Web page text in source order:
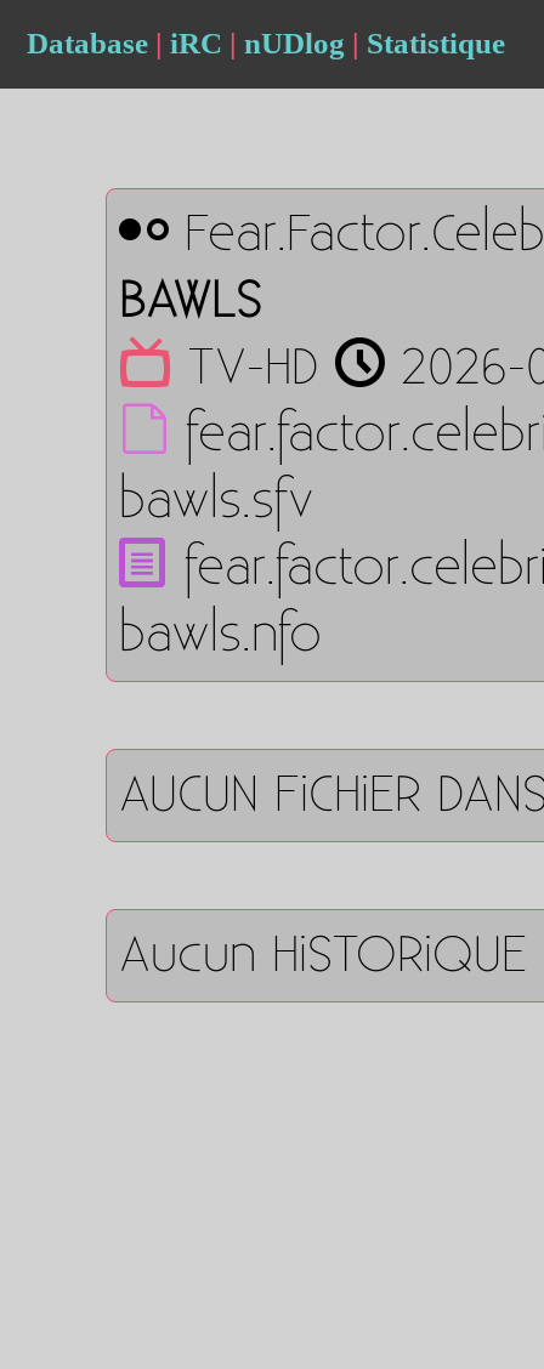
Database | iRC | nUDlog | Statistique
BAWLS
TV-HD
2026-
bawls.sfv
bawls.nfo
AUCUN FiCHiER
Aucun